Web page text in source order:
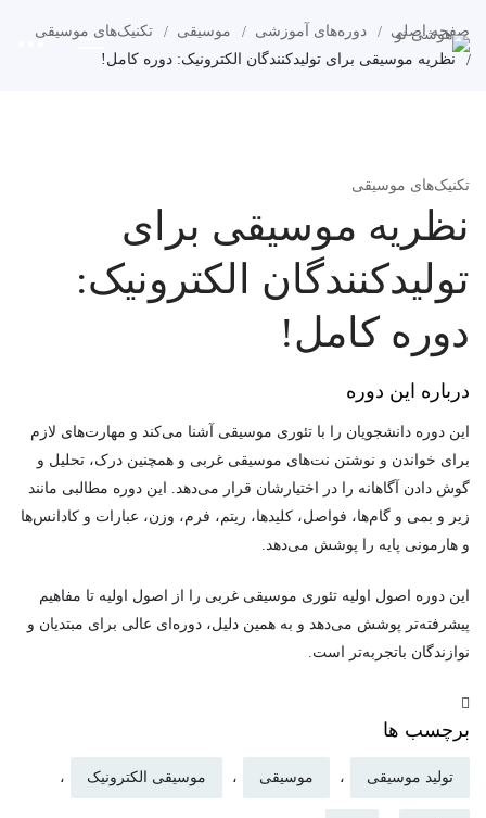
صفحه اصلی دوره‌های آموزشی موسیقی
تکنیک‌های موسیقی
نظریه موسیقی برای تولیدکنندگان الکترونیک: دوره کامل!
تکنیک‌های موسیقی
نظریه موسیقی برای
تولیدکنندگان الکترونیک:
دوره کامل!
درباره این دوره
این دوره دانشجویان را با تئوری موسیقی آشنا می‌کند و مهارت‌های لازم
برای خواندن و نوشتن نت‌های موسیقی غربی و همچنین درک، تحلیل و
گوش دادن آگاهانه را در اختیارشان قرار می‌دهد. این دوره مطالبی مانند
زیر و بمی و گام‌ها، فواصل، کلیدها، ریتم، فرم، وزن، عبارات و کادانس‌ها
و هارمونی پایه را پوشش می‌دهد.
این دوره اصول اولیه تئوری موسیقی غربی را از اصول اولیه تا مفاهیم
پیشرفته‌تر پوشش می‌دهد و به همین دلیل، دوره‌ای عالی برای مبتدیان و
نوازندگان باتجربه‌تر است.
برچسب ها
تولید موسیقی ، موسیقی ، موسیقی الکترونیک ،